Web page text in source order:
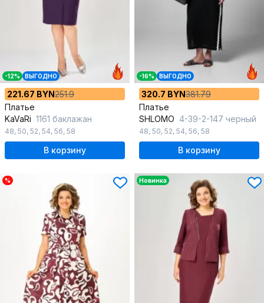
-12% ВЫГОДНО
221.67 BYN251.9
Платье
KaVaRi 1161 баклажан
48, 50, 52, 54, 56, 58
В корзину
-16% ВЫГОДНО
320.7 BYN381.79
Платье
SHLOMO 4-39-2-147 черный
48, 50, 52, 54, 56, 58
В корзину
% Новинка